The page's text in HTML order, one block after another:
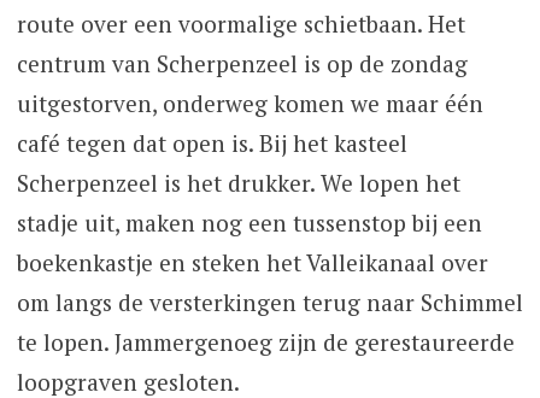
route over een voormalige schietbaan. Het
centrum van Scherpenzeel is op de zondag
uitgestorven, onderweg komen we maar één
café tegen dat open is. Bij het kasteel
Scherpenzeel is het drukker. We lopen het
stadje uit, maken nog een tussenstop bij een
boekenkastje en steken het Valleikanaal over
om langs de versterkingen terug naar Schimmel
te lopen. Jammergenoeg zijn de gerestaureerde
loopgraven gesloten.